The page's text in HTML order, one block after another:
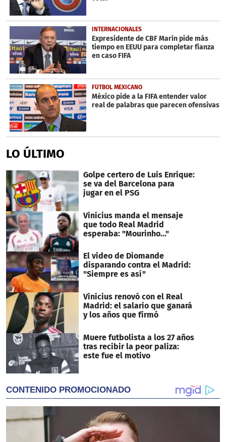
INTERNACIONALES
Expresidente de CBF Marín pide más
tiempo en EEUU para completar fianza
en caso FIFA
FÚTBOL MEXICANO
México pide a la FIFA entender valor
real de palabras que parecen ofensivas
LO ÚLTIMO
Golpe certero de Luis Enrique:
se va del Barcelona para
jugar en el PSG
Vinicius manda el mensaje
que todo Real Madrid
esperaba: "Mourinho..."
El video de Diomande
disparando contra el Madrid:
"Siempre es así"
Vinicius renovó con el Real
Madrid: el salario que ganará
y los años que firmó
Muere futbolista a los 27 años
tras recibir la peor paliza:
este fue el motivo